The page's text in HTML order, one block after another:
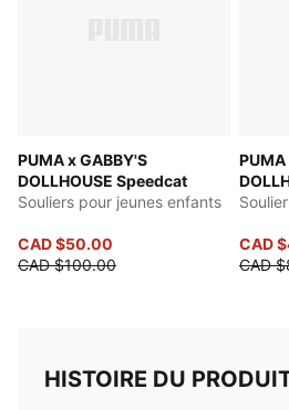
PUMA x GABBY'S
DOLLHOUSE Speedcat
Souliers pour jeunes enfants
CAD $50.00
CAD $100.00
PUMA
CAD
CAD
HISTOIRE DU